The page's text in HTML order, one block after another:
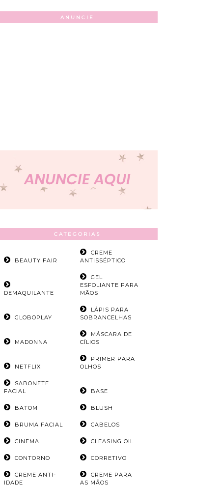
ANUNCIE
CATEGORIAS
BEAUTY FAIR
CREME
ANTISSÉPTICO
DEMAQUILANTE
GEL
ESFOLIANTE PARA
MÃOS
GLOBOPLAY
LÁPIS PARA
SOBRANCELHAS
MADONNA
MÁSCARA DE
CÍLIOS
NETFLIX
PRIMER PARA
OLHOS
SABONETE
FACIAL
BASE
BATOM BLUSH
BRUMA FACIAL CABELOS
CINEMA CLEASING OIL
CONTORNO CORRETIVO
CREME ANTI-
IDADE
CREME PARA
AS MÃOS